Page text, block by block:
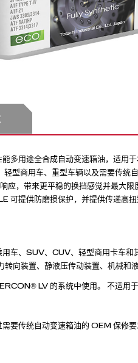
多用途全合成自动变速箱油，适用
型商用车、重型车辆以及需要传
应，带来更平稳的换挡感觉并最大
可提供防磨损保护，并提供传递高
车、SUV、CUV、轻型商用卡车
向装置、静液压传动装置、机械和液
LV 的系统中使用。 不适用于
要传统自动变速箱油的 OEM 保修